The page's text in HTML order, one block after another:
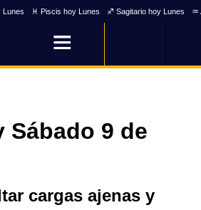
Lunes ♓ Piscis hoy Lunes ♐ Sagitario hoy Lunes
Sábado 9 de
cargas ajenas y